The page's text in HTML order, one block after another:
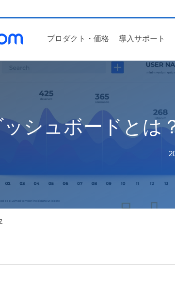
プロダクト・価格 導入サポート
シュボードとは